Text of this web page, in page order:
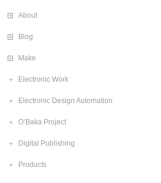
About
Blog
Make
Electronic Work
Electronic Design Automation
O’Baka Project
Digital Publishing
Products